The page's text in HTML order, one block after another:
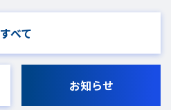
すべて
お知らせ